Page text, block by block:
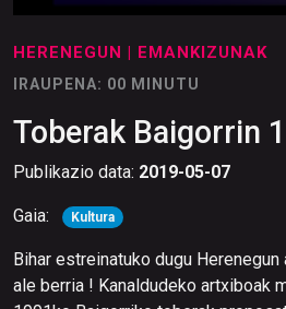
HERENEGUN | EMANKIZUNAK
IRAUPENA: 00 MINUTU
Toberak Baigorrin
Publikazio data: 2019-05-07
Gaia: Kultura
Bihar estreinatuko dugu
ale berria ! Kanaldudeko artxiboak